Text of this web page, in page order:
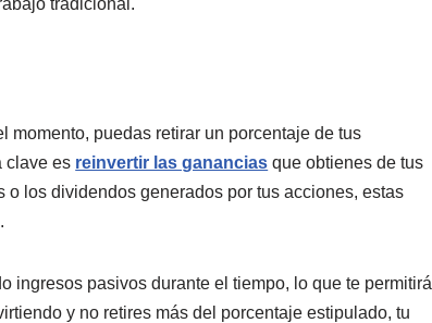
tradicional.
momento, puedas retirar un porcentaje de tus
clave es reinvertir las ganancias que obtienes de tus
los dividendos generados por tus acciones, estas
ingresos pasivos durante el tiempo, lo que te permitirá
y no retires más del porcentaje estipulado, tu